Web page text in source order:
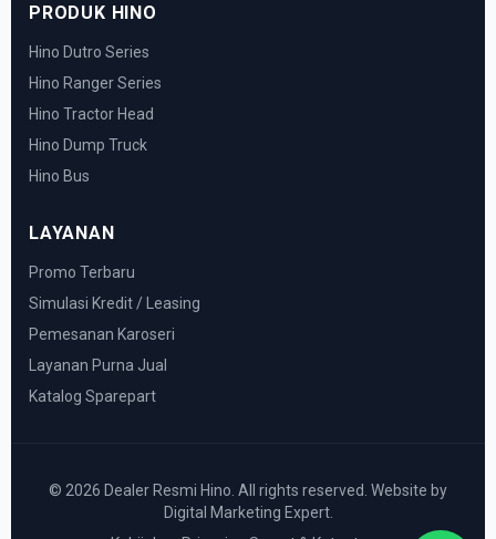
PRODUK HINO
Hino Dutro Series
Hino Ranger Series
Hino Tractor Head
Hino Dump Truck
Hino Bus
LAYANAN
Promo Terbaru
Simulasi Kredit / Leasing
Pemesanan Karoseri
Layanan Purna Jual
Katalog Sparepart
© 2026 Dealer Resmi Hino. All rights reserved. Website by
Digital Marketing Expert.